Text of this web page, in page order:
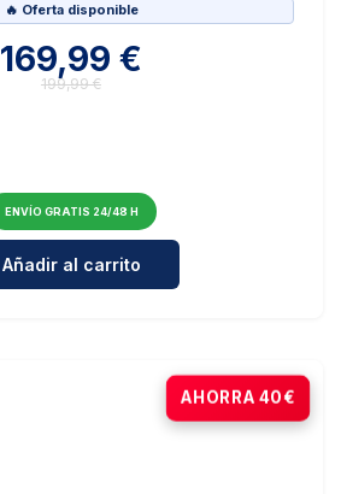
🔥 Oferta disponible
169,99 €
199,99 €
ENVÍO GRATIS 24/48 H
Cantidad para Western Digital
Añadir al carrito
AHORRA 40€
-20%